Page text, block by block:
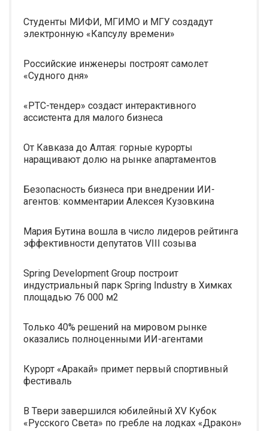
Студенты МИФИ, МГИМО и МГУ создадут
электронную «Капсулу времени»
Российские инженеры построят самолет
«Судного дня»
«РТС-тендер» создаст интерактивного
ассистента для малого бизнеса
От Кавказа до Алтая: горные курорты
наращивают долю на рынке апартаментов
Безопасность бизнеса при внедрении ИИ-
агентов: комментарии Алексея Кузовкина
Мария Бутина вошла в число лидеров рейтинга
эффективности депутатов VIII созыва
Spring Development Group построит
индустриальный парк Spring Industry в Химках
площадью 76 000 м2
Только 40% решений на мировом рынке
оказались полноценными ИИ-агентами
Курорт «Аракай» примет первый спортивный
фестиваль
В Твери завершился юбилейный XV Кубок
«Русского Света» по гребле на лодках «Дракон»